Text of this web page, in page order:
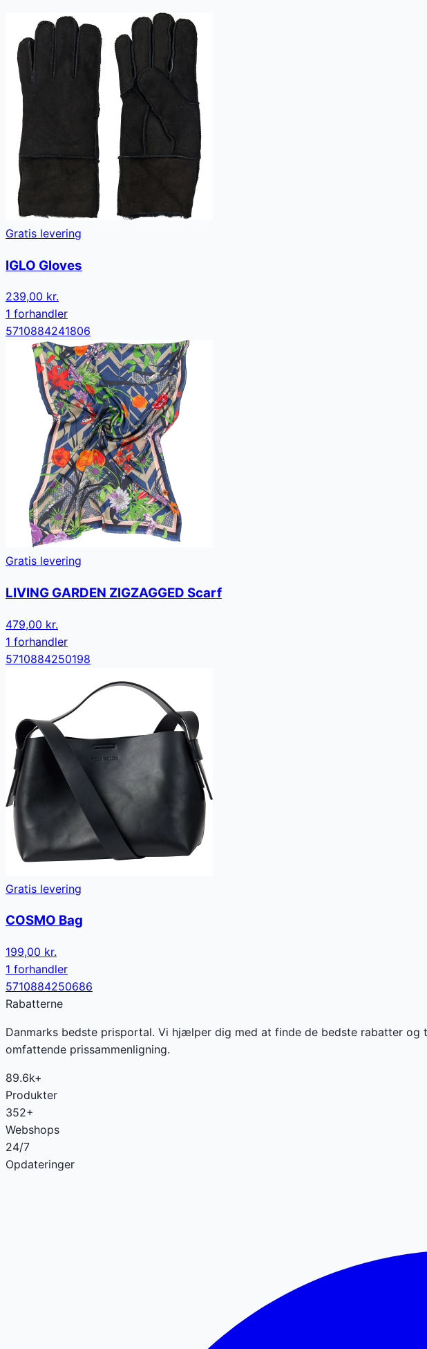
Gratis levering
IGLO Gloves
239,00 kr.
1 forhandler
5710884241806
Gratis levering
LIVING GARDEN ZIGZAGGED Scarf
479,00 kr.
1 forhandler
5710884250198
Gratis levering
COSMO Bag
199,00 kr.
1 forhandler
5710884250686
Rabatterne
Danmarks bedste prisportal. Vi hjælper dig med at finde de bedste rabatter
omfattende prissammenligning.
89.6k+
Produkter
352+
Webshops
24/7
Opdateringer